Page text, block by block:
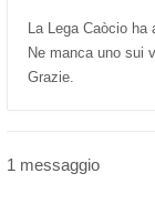
La Lega Caòcio
Ne manca uno sui
Grazie.
1 messaggio